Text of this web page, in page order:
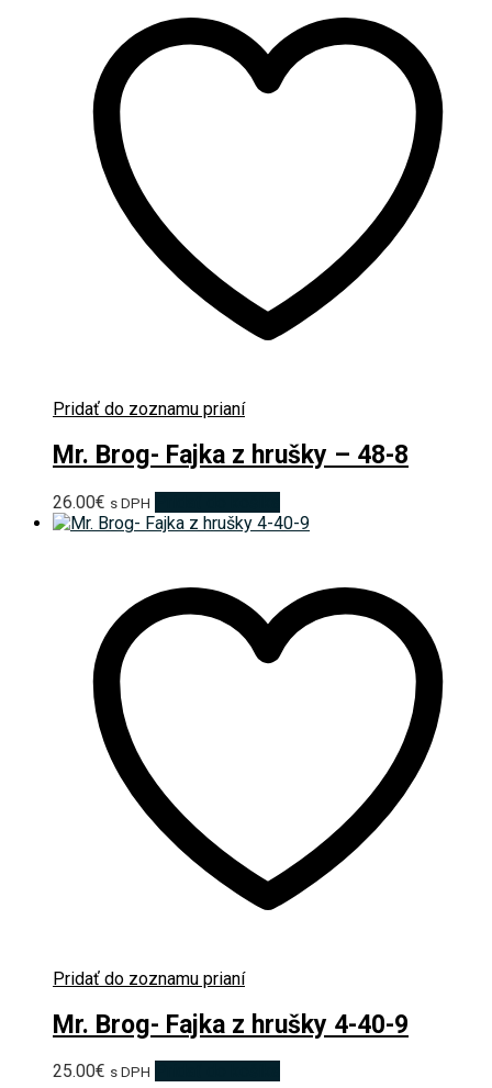
Pridať do zoznamu prianí
Mr. Brog- Fajka z hrušky – 48-8
26.00€ s DPH
Pridať do zoznamu prianí
Mr. Brog- Fajka z hrušky 4-40-9
25.00€ s DPH